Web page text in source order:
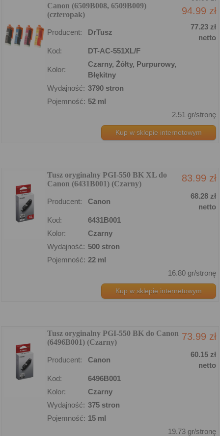
Canon (6509B008, 6509B009)
(czteropak)
94.99 zł
Producent: DrTusz
77.23 zł
netto
Kod:
DT-AC-551XL/F
Kolor:
Czarny, Żółty, Purpurowy,
Błękitny
Wydajność: 3790 stron
Pojemność: 52 ml
2.51 gr/stronę
Kup w sklepie internetowym
Tusz oryginalny PGI-550 BK XL do
Canon (6431B001) (Czarny)
83.99 zł
Producent: Canon
68.28 zł
netto
Kod:
6431B001
Kolor:
Czarny
Wydajność: 500 stron
Pojemność: 22 ml
16.80 gr/stronę
Kup w sklepie internetowym
Tusz oryginalny PGI-550 BK do Canon
(6496B001) (Czarny)
73.99 zł
Producent: Canon
60.15 zł
netto
Kod:
6496B001
Kolor:
Czarny
Wydajność: 375 stron
Pojemność: 15 ml
19.73 gr/stronę